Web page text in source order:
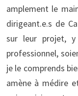
amplement le
dirigeant.e.s de
sur leur projet,
professionnel,
je le comprends
amène à médire